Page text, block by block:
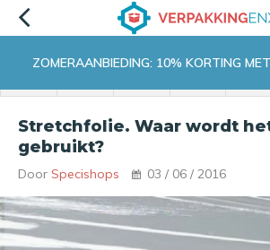
ZOMERAANBIEDING: 10% KORTING
Stretchfolie. Waar wordt
gebruikt?
Door Specishops 03 / 06 / 2016